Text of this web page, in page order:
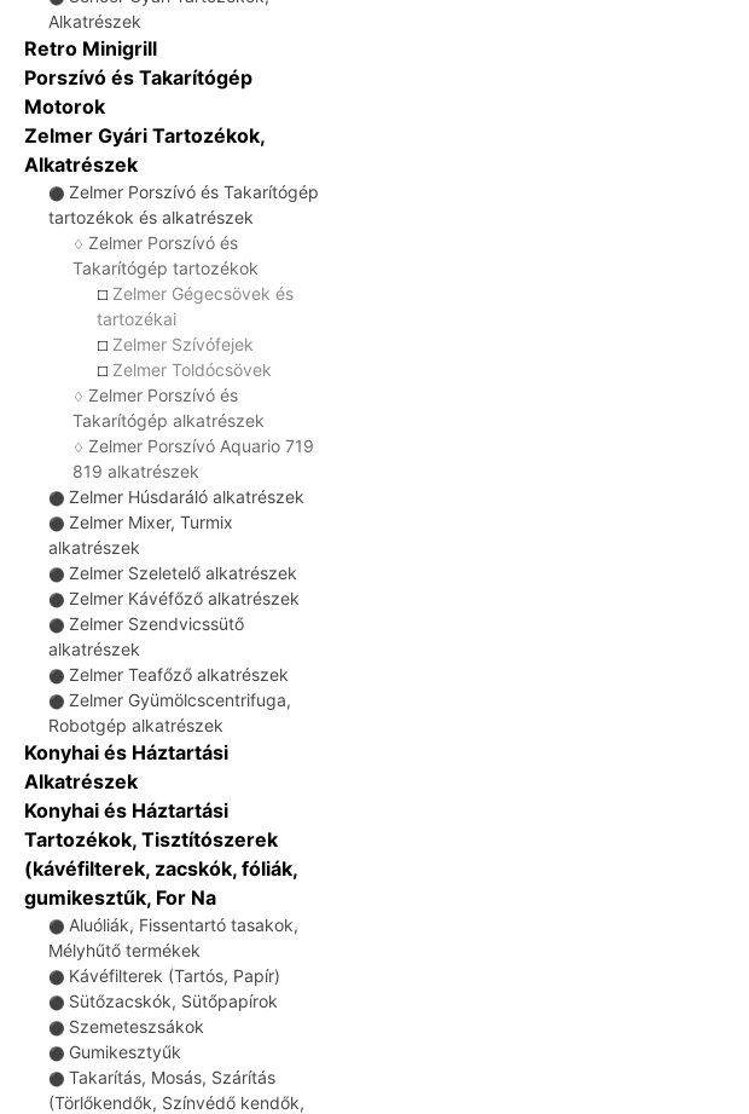
Alkatrészek
Retro Minigrill
Porszívó és Takarítógép
Motorok
Zelmer Gyári Tartozékok,
Alkatrészek
⚫ Zelmer Porszívó és Takarítógép
tartozékok és alkatrészek
♢ Zelmer Porszívó és
Takarítógép tartozékok
☐ Zelmer Gégecsövek és
tartozékai
☐ Zelmer Szívófejek
☐ Zelmer Toldócsövek
♢ Zelmer Porszívó és
Takarítógép alkatrészek
♢ Zelmer Porszívó Aquario 719
819 alkatrészek
⚫ Zelmer Húsdaráló alkatrészek
⚫ Zelmer Mixer, Turmix
alkatrészek
⚫ Zelmer Szeletelő alkatrészek
⚫ Zelmer Kávéfőző alkatrészek
⚫ Zelmer Szendvicssütő
alkatrészek
⚫ Zelmer Teafőző alkatrészek
⚫ Zelmer Gyümölcscentrifuga,
Robotgép alkatrészek
Konyhai és Háztartási
Alkatrészek
Konyhai és Háztartási
Tartozékok, Tisztítószerek
(kávéfilterek, zacskók, fóliák,
gumikesztűk, For Na
⚫ Aluóliák, Fissentartó tasakok,
Mélyhűtő termékek
⚫ Kávéfilterek (Tartós, Papír)
⚫ Sütőzacskók, Sütőpapírok
⚫ Szemeteszsákok
⚫ Gumikesztyűk
⚫ Takarítás, Mosás, Szárítás
(Törlőkendők, Színvédő kendők,